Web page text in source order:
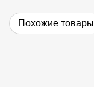
Похожие товары